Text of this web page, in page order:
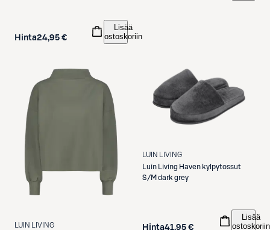
Hinta24,95 €
Lisää
ostoskoriin
LUIN LIVING
LUIN LIVING
Luin Living Haven kylpytossut
S/M dark grey
Hinta41,95 €
Lisää
ostoskoriin